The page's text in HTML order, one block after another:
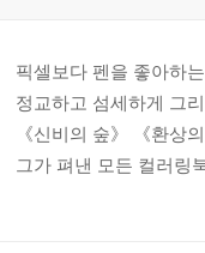
픽셀보다 펜을 좋아하
정교하고 섬세하게 그
《신비의 숲》 《환상
그가 펴낸 모든 컬러링